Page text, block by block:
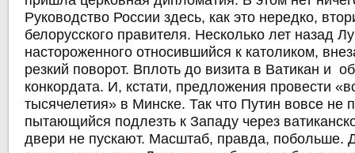
Руководство России здесь, как это нередко,
белорусского правителя. Несколько лет назад
настороженного относившийся к католиком,
резкий поворот. Вплоть до визита в Ватикан и
конкордата. И, кстати, предложения провести
тысячелетия» в Минске. Так что Путин вовсе не
пытающийся подлезть к Западу через
двери не пускают. Масштаб, правда, побольше.